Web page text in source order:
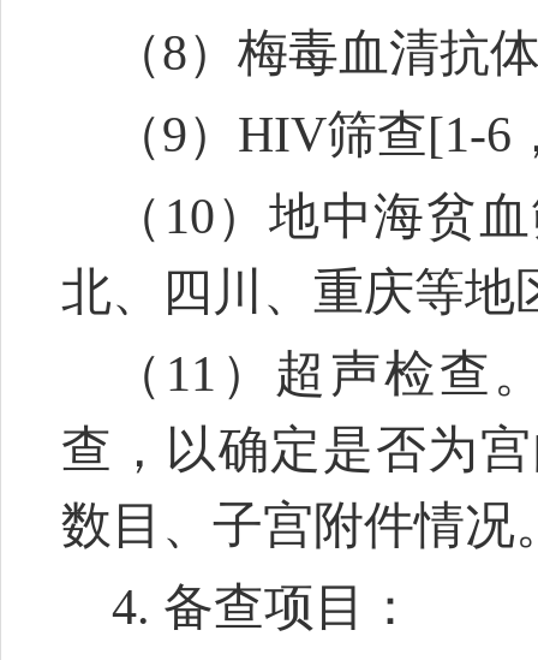
（8）梅毒血清抗
（9）HIV筛查[1-6
（10）地中海贫
北、四川、重庆等地
（11）超声检查
查，以确定是否为
数目、子宫附件情况
4. 备查项目：